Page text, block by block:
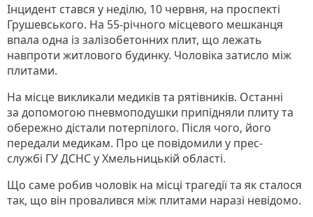
Інцидент стався у неділю, 10 червня, на проспекті
Грушевського. На 55-річного місцевого мешканця
впала одна із залізобетонних плит, що лежать
навпроти житлового будинку. Чоловіка затисло між
плитами.
На місце викликали медиків та рятівників. Останні
за допомогою пневмоподушки припідняли плиту та
обережно дістали потерпілого. Після чого, його
передали медикам. Про це повідомили у прес-
службі ГУ ДСНС у Хмельницькій області.
Що саме робив чоловік на місці трагедії та як сталося
так, що він провалився між плитами наразі невідомо.